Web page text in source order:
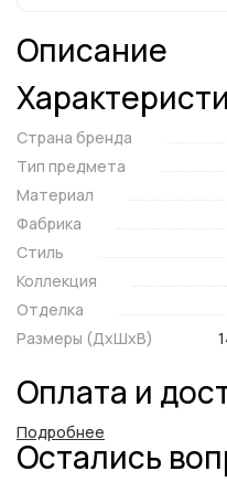
Описание
Страна бренда
Тип предмета
Материал
Фабрика
Стиль
Коллекция
Отделка
Размеры (ДxШxВ)
Оплата и
Подробнее
Остались